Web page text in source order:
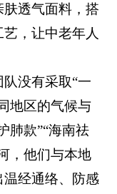
透气面料，搭
，让中老年人
没有采取“一
地区的气候与
肺款”“海南祛
，他们与本地
温经通络、防感